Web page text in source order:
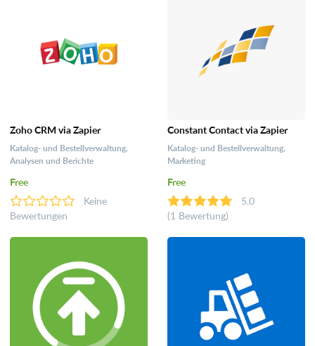
Zoho CRM via Zapier
Katalog- und Bestellverwaltung,
Analysen und Berichte
Free
Keine
Bewertungen
Constant Contact via Zapier
Katalog- und Bestellverwaltung,
Marketing
Free
5.0
(1 Bewertung)